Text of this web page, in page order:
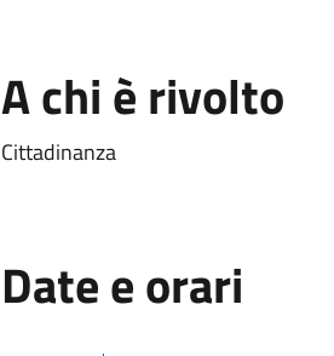
A chi è rivolto
Cittadinanza
Date e orari